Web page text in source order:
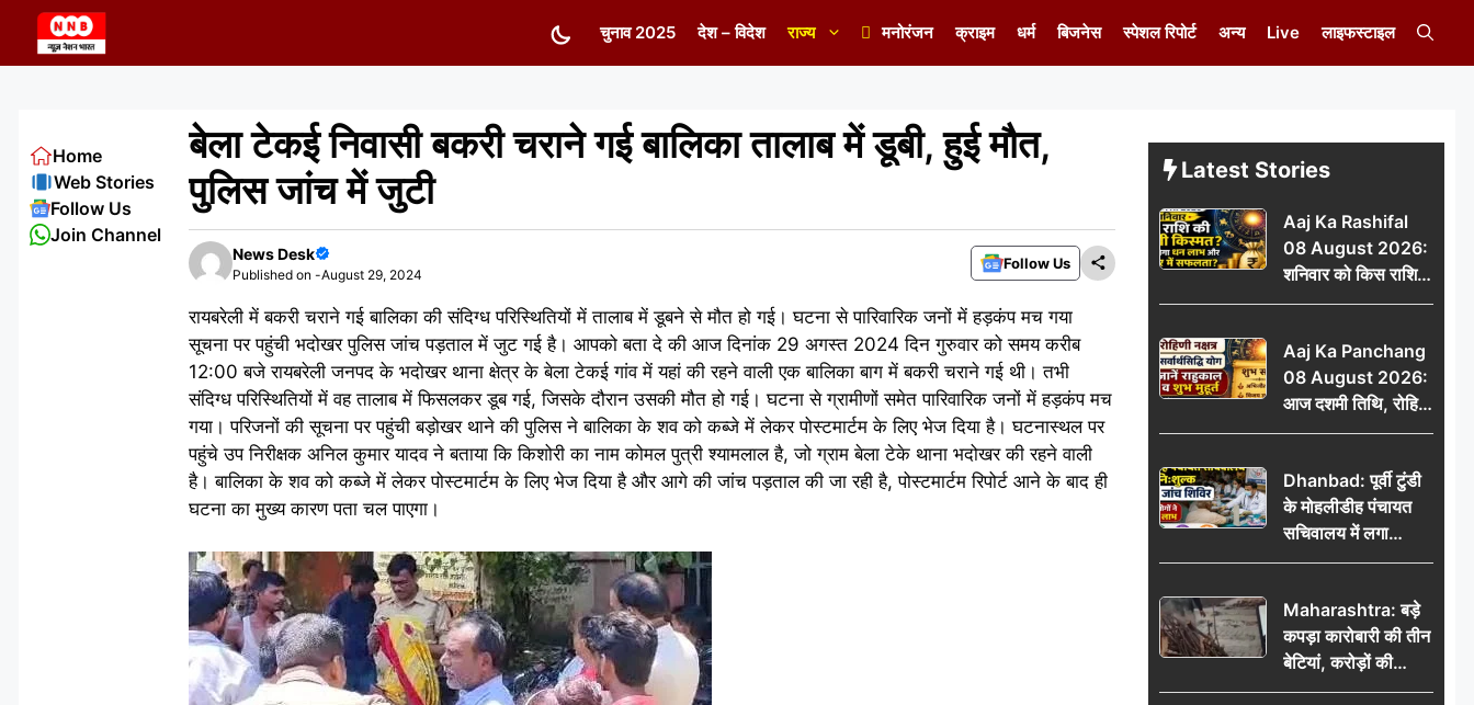
content
चुनाव 2025 देश – विदेश राज्य मनोरंजन क्राइम धर्म बिजनेस स्पेशल रिपोर्ट अन्य Live लाइफस्टाइल
बेला टेकई निवासी बकरी चराने गई बालिका तालाब में डूबी, हुई मौत,
पुलिस जांच में जुटी
News Desk
Published on -August 29, 2024
Follow Us
रायबरेली में बकरी चराने गई बालिका की संदिग्ध परिस्थितियों में तालाब में डूबने से मौत हो गई। घटना से पारिवारिक जनों में हड़कंप मच गया
सूचना पर पहुंची भदोखर पुलिस जांच पड़ताल में जुट गई है। आपको बता दे की आज दिनांक 29 अगस्त 2024 दिन गुरुवार को समय करीब
12:00 बजे रायबरेली जनपद के भदोखर थाना क्षेत्र के बेला टेकई गांव में यहां की रहने वाली एक बालिका बाग में बकरी चराने गई थी। तभी
संदिग्ध परिस्थितियों में वह तालाब में फिसलकर डूब गई, जिसके दौरान उसकी मौत हो गई। घटना से ग्रामीणों समेत पारिवारिक जनों में हड़कंप मच
गया। परिजनों की सूचना पर पहुंची बड़ोखर थाने की पुलिस ने बालिका के शव को कब्जे में लेकर पोस्टमार्टम के लिए भेज दिया है। घटनास्थल पर
पहुंचे उप निरीक्षक अनिल कुमार यादव ने बताया कि किशोरी का नाम कोमल पुत्री श्यामलाल है, जो ग्राम बेला टेके थाना भदोखर की रहने वाली
है। बालिका के शव को कब्जे में लेकर पोस्टमार्टम के लिए भेज दिया है और आगे की जांच पड़ताल की जा रही है, पोस्टमार्टम रिपोर्ट आने के बाद ही
घटना का मुख्य कारण पता चल पाएगा।
Home
Web Stories
Follow Us
Join Channel
Latest Stories
Aaj Ka Rashifal
08 August 2026:
शनिवार को किस राशि
की चमकेगी किस्मत,
और करियर में सफलता?
Aaj Ka Panchang
08 August 2026:
आज दशमी तिथि, रोहिणी
नक्षत्र और सर्वार्थसिद्धि
शुभ मुहूर्त
Dhanbad: पूर्वी टुंडी
के मोहलीडीह पंचायत
सचिवालय में लगा
निःशुल्क स्वास्थ्य जांच
उठाया लाभ
Maharashtra: बड़े
कपड़ा कारोबारी की तीन
बेटियां, करोड़ों की
कमाई… फिर भी पिता